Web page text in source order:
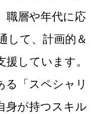
職層や年代に応
して、計画的＆
しています。
る「スペシャリ
身が持つスキル